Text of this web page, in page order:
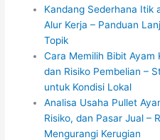
Kandang Sederhana Itik
Alur Kerja – Panduan
Topik
Cara Memilih Bibit Ayam
dan Risiko Pembelian –
untuk Kondisi Lokal
Analisa Usaha Pullet
Risiko, dan Pasar Jual –
Mengurangi Kerugian